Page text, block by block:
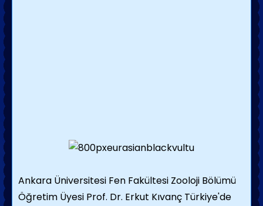
Ankara Üniversitesi Fen Fakültesi Zooloji Bölümü
Öğretim Üyesi Prof. Dr. Erkut Kıvanç Türkiye'de